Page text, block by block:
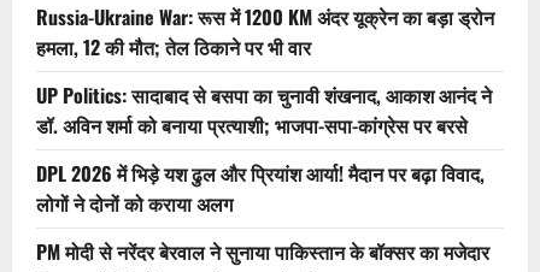
Russia-Ukraine War: रूस में 1200 KM अंदर यूक्रेन का बड़ा ड्रोन
हमला, 12 की मौत; तेल ठिकाने पर भी वार
UP Politics: सादाबाद से बसपा का चुनावी शंखनाद, आकाश आनंद ने
डॉ. अविन शर्मा को बनाया प्रत्याशी; भाजपा-सपा-कांग्रेस पर बरसे
DPL 2026 में भिड़े यश ढुल और प्रियांश आर्या! मैदान पर बढ़ा विवाद,
लोगों ने दोनों को कराया अलग
PM मोदी से नरेंदर बेरवाल ने सुनाया पाकिस्तान के बॉक्सर का मजेदार